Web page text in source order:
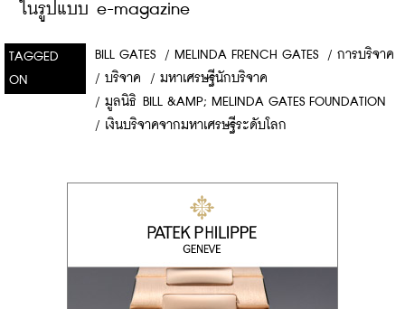
ในรูปแบบ e-magazine
TAGGED
ON
BILL GATES / MELINDA FRENCH GATES / การบริจาค
/ บริจาค / มหาเศรษฐีนักบริจาค
/ มูลนิธิ BILL &AMP; MELINDA GATES FOUNDATION
/ เงินบริจาคจากมหาเศรษฐีระดับโลก